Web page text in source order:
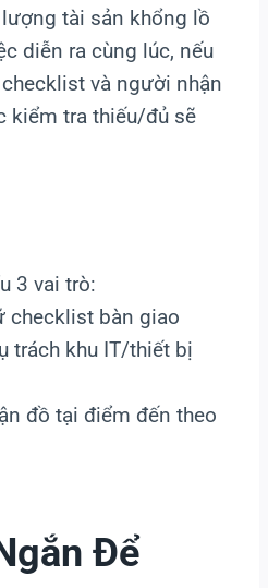
tài sản khổng lồ
diễn ra cùng lúc, nếu
và người nhận
kiểm tra thiếu/đủ sẽ
3 vai trò:
checklist bàn giao
trách khu IT/thiết bị
đồ tại điểm đến theo
Để